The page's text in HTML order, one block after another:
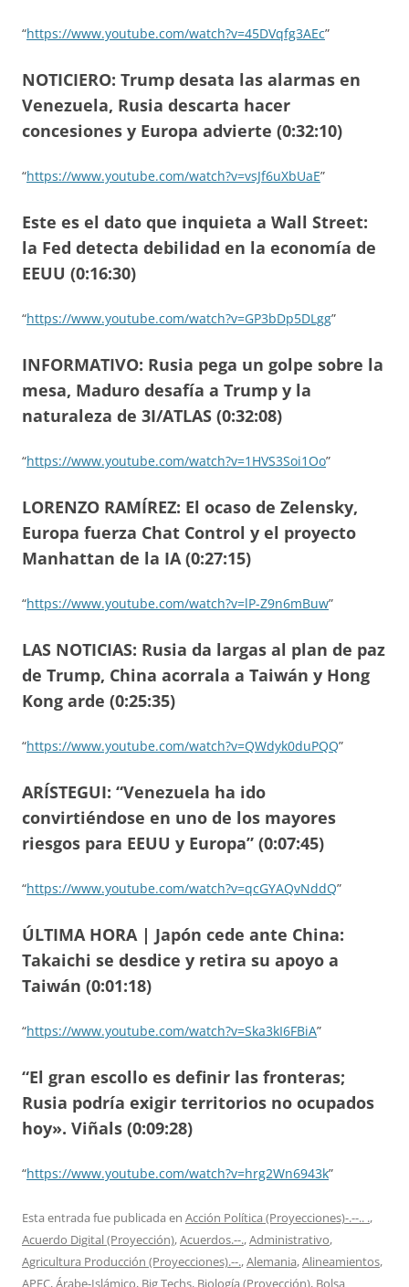
“https://www.youtube.com/watch?v=45DVqfg3AEc”
NOTICIERO: Trump desata las alarmas en
Venezuela, Rusia descarta hacer
concesiones y Europa advierte (0:32:10)
“https://www.youtube.com/watch?v=vsJf6uXbUaE”
Este es el dato que inquieta a Wall Street:
la Fed detecta debilidad en la economía de
EEUU (0:16:30)
“https://www.youtube.com/watch?v=GP3bDp5DLgg”
INFORMATIVO: Rusia pega un golpe sobre la
mesa, Maduro desafía a Trump y la
naturaleza de 3I/ATLAS (0:32:08)
“https://www.youtube.com/watch?v=1HVS3Soi1Oo”
LORENZO RAMÍREZ: El ocaso de Zelensky,
Europa fuerza Chat Control y el proyecto
Manhattan de la IA (0:27:15)
“https://www.youtube.com/watch?v=lP-Z9n6mBuw”
LAS NOTICIAS: Rusia da largas al plan de paz
de Trump, China acorrala a Taiwán y Hong
Kong arde (0:25:35)
“https://www.youtube.com/watch?v=QWdyk0duPQQ”
ARÍSTEGUI: “Venezuela ha ido
convirtiéndose en uno de los mayores
riesgos para EEUU y Europa” (0:07:45)
“https://www.youtube.com/watch?v=qcGYAQvNddQ”
ÚLTIMA HORA | Japón cede ante China:
Takaichi se desdice y retira su apoyo a
Taiwán (0:01:18)
“https://www.youtube.com/watch?v=Ska3kI6FBiA”
“El gran escollo es definir las fronteras;
Rusia podría exigir territorios no ocupados
hoy». Viñals (0:09:28)
“https://www.youtube.com/watch?v=hrg2Wn6943k”
Esta entrada fue publicada en Acción Política (Proyecciones)-.--.. .,
Acuerdo Digital (Proyección),Acuerdos.--.,Administrativo,
Agricultura Producción (Proyecciones).--.,Alemania,Alineamientos,
APEC,Árabe-Islámico, Big Techs, Biología (Proyección), Bolsa